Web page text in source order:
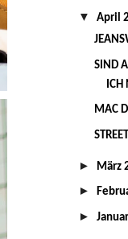
▼ April
SIND
MAC
► März
►
►